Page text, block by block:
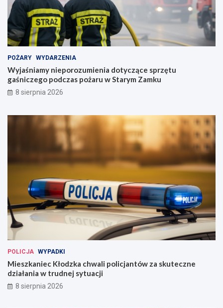
POŻARY WYDARZENIA
Wyjaśniamy nieporozumienia dotyczące sprzętu
gaśniczego podczas pożaru w Starym Zamku
8 sierpnia 2026
POLICJA WYPADKI
Mieszkaniec Kłodzka chwali policjantów za skuteczne
działania w trudnej sytuacji
8 sierpnia 2026